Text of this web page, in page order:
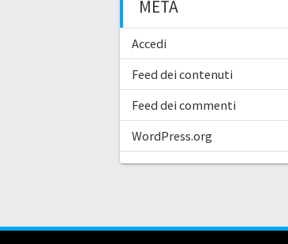
META
Accedi
Feed dei contenuti
Feed dei commenti
WordPress.org